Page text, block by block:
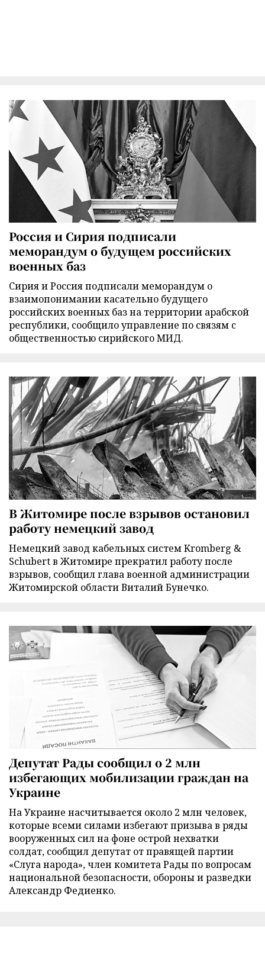
Россия и Сирия подписали
меморандум о будущем российских
военных баз
Сирия и Россия подписали меморандум о
взаимопонимании касательно будущего
российских военных баз на территории арабской
республики, сообщило управление по связям с
общественностью сирийского МИД.
В Житомире после взрывов остановил
работу немецкий завод
Немецкий завод кабельных систем Kromberg &
Schubert в Житомире прекратил работу после
взрывов, сообщил глава военной администрации
Житомирской области Виталий Бунечко.
Депутат Рады сообщил о 2 млн
избегающих мобилизации граждан на
Украине
На Украине насчитывается около 2 млн человек,
которые всеми силами избегают призыва в ряды
вооруженных сил на фоне острой нехватки
солдат, сообщил депутат от правящей партии
«Слуга народа», член комитета Рады по вопросам
национальной безопасности, обороны и разведки
Александр Федиенко.